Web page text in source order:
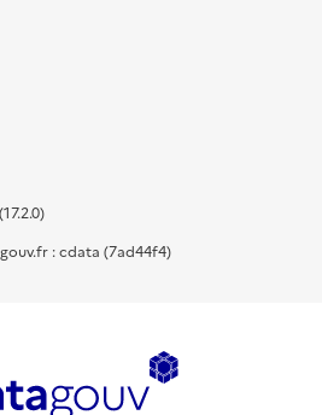
: cdata (7ad44f4)